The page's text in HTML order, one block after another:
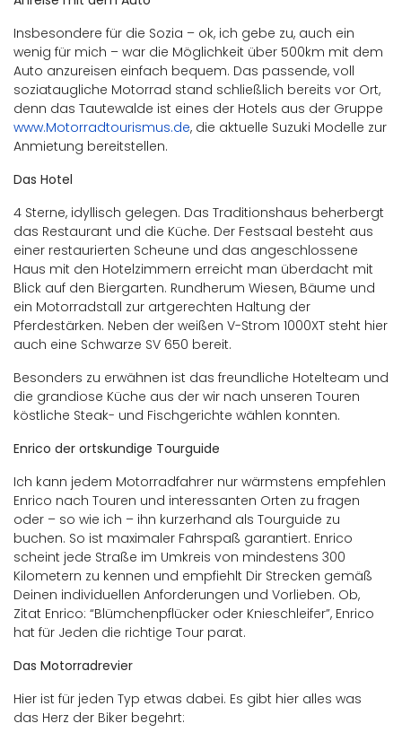
Insbesondere für die Sozia – ok, ich gebe zu, auch ein
wenig für mich – war die Möglichkeit über 500km mit dem
Auto anzureisen einfach bequem. Das passende, voll
soziataugliche Motorrad stand schließlich bereits vor Ort,
denn das Tautewalde ist eines der Hotels aus der Gruppe
www.Motorradtourismus.de, die aktuelle Suzuki Modelle zur
Anmietung bereitstellen.
Das Hotel
4 Sterne, idyllisch gelegen. Das Traditionshaus beherbergt
das Restaurant und die Küche. Der Festsaal besteht aus
einer restaurierten Scheune und das angeschlossene
Haus mit den Hotelzimmern erreicht man überdacht mit
Blick auf den Biergarten. Rundherum Wiesen, Bäume und
ein Motorradstall zur artgerechten Haltung der
Pferdestärken. Neben der weißen V-Strom 1000XT steht hier
auch eine Schwarze SV 650 bereit.
Besonders zu erwähnen ist das freundliche Hotelteam und
die grandiose Küche aus der wir nach unseren Touren
köstliche Steak- und Fischgerichte wählen konnten.
Enrico der ortskundige Tourguide
Ich kann jedem Motorradfahrer nur wärmstens empfehlen
Enrico nach Touren und interessanten Orten zu fragen
oder – so wie ich – ihn kurzerhand als Tourguide zu
buchen. So ist maximaler Fahrspaß garantiert. Enrico
scheint jede Straße im Umkreis von mindestens 300
Kilometern zu kennen und empfiehlt Dir Strecken gemäß
Deinen individuellen Anforderungen und Vorlieben. Ob,
Zitat Enrico: “Blümchenpflücker oder Knieschleifer”, Enrico
hat für Jeden die richtige Tour parat.
Das Motorradrevier
Hier ist für jeden Typ etwas dabei. Es gibt hier alles was
das Herz der Biker begehrt: